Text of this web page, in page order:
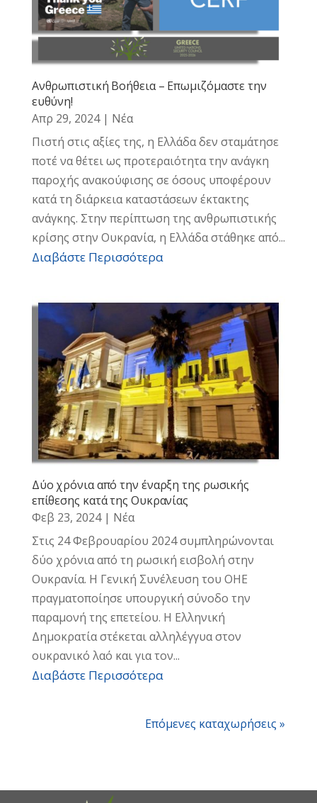
Ανθρωπιστική Βοήθεια – Επωμιζόμαστε την
ευθύνη!
Απρ 29, 2024| Νέα
Πιστή στις αξίες της, η Ελλάδα δεν σταμάτησε
ποτέ να θέτει ως προτεραιότητα την ανάγκη
παροχής ανακούφισης σε όσους υποφέρουν
κατά τη διάρκεια καταστάσεων έκτακτης
ανάγκης. Στην περίπτωση της ανθρωπιστικής
κρίσης στην Ουκρανία, η Ελλάδα στάθηκε από...
Διαβάστε Περισσότερα
Δύο χρόνια από την έναρξη της ρωσικής
επίθεσης κατά της Ουκρανίας
Φεβ 23, 2024| Νέα
Στις 24 Φεβρουαρίου 2024 συμπληρώνονται
δύο χρόνια από τη ρωσική εισβολή στην
Ουκρανία. Η Γενική Συνέλευση του ΟΗΕ
πραγματοποίησε υπουργική σύνοδο την
παραμονή της επετείου. Η Ελληνική
Δημοκρατία στέκεται αλληλέγγυα στον
ουκρανικό λαό και για τον...
Διαβάστε Περισσότερα
Επόμενες καταχωρήσεις »